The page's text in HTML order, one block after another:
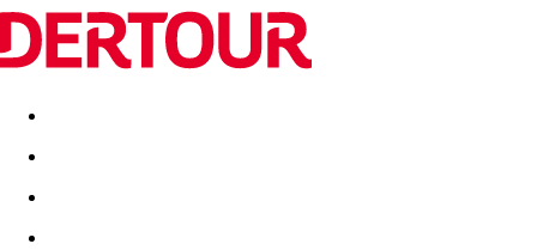
Destinatii Vacanta perfecta OFERTE DE NERATAT